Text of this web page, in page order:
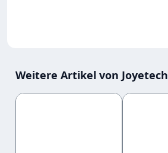
Weitere Artikel von Joyetech
Produktgalerie überspringen